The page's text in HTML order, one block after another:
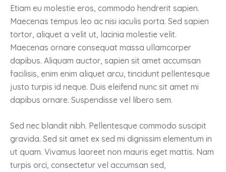
Etiam eu molestie eros, commodo hendrerit sapien.
Maecenas tempus leo ac nisi iaculis porta. Sed sapien
tortor, aliquet a velit ut, lacinia molestie velit.
Maecenas ornare consequat massa ullamcorper
dapibus. Aliquam auctor, sapien sit amet accumsan
facilisis, enim enim aliquet arcu, tincidunt pellentesque
justo turpis id neque. Duis eleifend nunc sit amet mi
dapibus ornare. Suspendisse vel libero sem.
Sed nec blandit nibh. Pellentesque commodo suscipit
gravida. Sed sit amet ex sed mi dignissim elementum in
ut quam. Vivamus laoreet non mauris eget mattis. Nam
turpis orci, consectetur vel accumsan sed,